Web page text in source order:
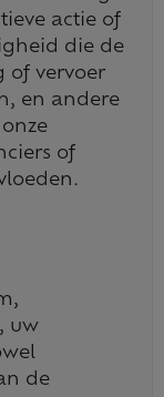
actie of
die de
of vervoer
en andere
of
uw
de